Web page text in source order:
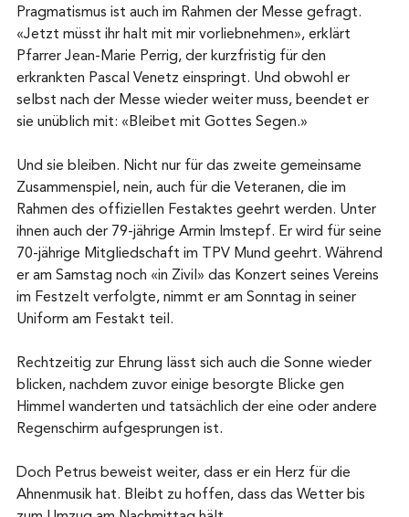
Pragmatismus ist auch im Rahmen der Messe gefragt.
«Jetzt müsst ihr halt mit mir vorliebnehmen», erklärt
Pfarrer Jean-Marie Perrig, der kurzfristig für den
erkrankten Pascal Venetz einspringt. Und obwohl er
selbst nach der Messe wieder weiter muss, beendet er
sie unüblich mit: «Bleibet mit Gottes Segen.»
Und sie bleiben. Nicht nur für das zweite gemeinsame
Zusammenspiel, nein, auch für die Veteranen, die im
Rahmen des offiziellen Festaktes geehrt werden. Unter
ihnen auch der 79-jährige Armin Imstepf. Er wird für seine
70-jährige Mitgliedschaft im TPV Mund geehrt. Während
er am Samstag noch «in Zivil» das Konzert seines Vereins
im Festzelt verfolgte, nimmt er am Sonntag in seiner
Uniform am Festakt teil.
Rechtzeitig zur Ehrung lässt sich auch die Sonne wieder
blicken, nachdem zuvor einige besorgte Blicke gen
Himmel wanderten und tatsächlich der eine oder andere
Regenschirm aufgesprungen ist.
Doch Petrus beweist weiter, dass er ein Herz für die
Ahnenmusik hat. Bleibt zu hoffen, dass das Wetter bis